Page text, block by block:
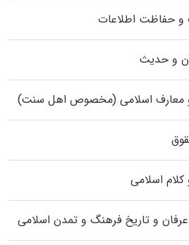
و حفاظت اطلاعات
و حدیث
و معارف اسلامی (مخصوص اهل سنت)
اسلامی
و تاریخ فرهنگ و تمدن اسلامی